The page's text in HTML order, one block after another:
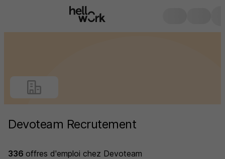
Devoteam Recrutement
336 offres d'emploi chez Devoteam